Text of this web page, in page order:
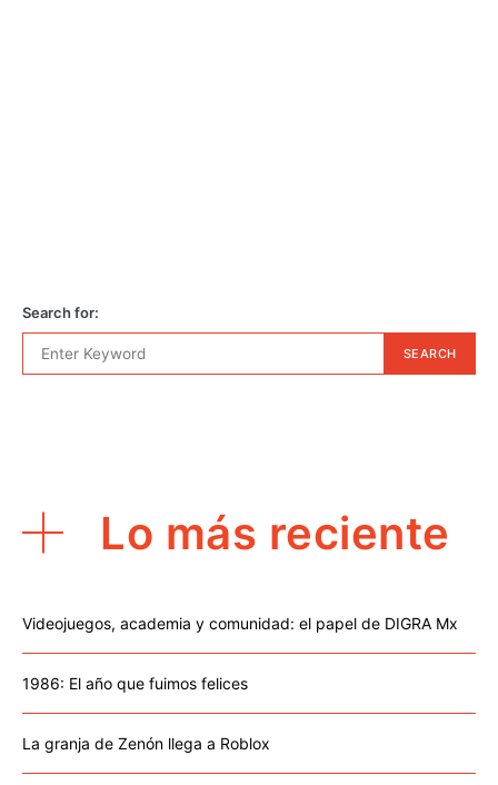
Search for:
SEARCH
Lo más reciente
Videojuegos, academia y comunidad: el papel de DIGRA Mx
1986: El año que fuimos felices
La granja de Zenón llega a Roblox